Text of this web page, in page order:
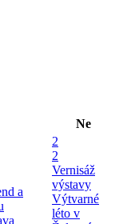
Ne
a
2
2
Vernisáž
výstavy
Výtvarné
léto v